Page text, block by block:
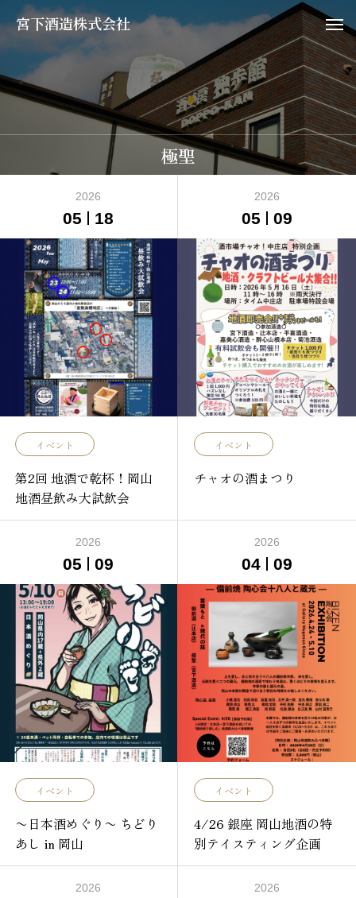
宮下酒造株式会社
極聖
2026
05 18
イベント
第2回 地酒で乾杯！岡山
地酒昼飲み大試飲会
2026
05 09
イベント
チャオの酒まつり
2026
05 09
イベント
〜日本酒めぐり〜 ちどり
あし in 岡山
2026
04 09
イベント
4/26 銀座 岡山地酒の特
別テイスティング企画
2026 2026